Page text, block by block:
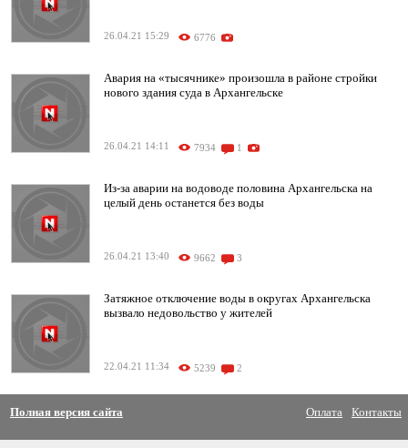
26.04.21 15:29 6776
Авария на «тысячнике» произошла в районе стройки
нового здания суда в Архангельске
26.04.21 14:11 7934 1
Из-за аварии на водоводе половина Архангельска на
целый день останется без воды
26.04.21 13:40 9662 3
Затяжное отключение воды в округах Архангельска
вызвало недовольство у жителей
22.04.21 11:34 5239 2
Полная версия сайта Оплата Контакты